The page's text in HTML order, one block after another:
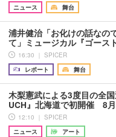
ニュース
舞台
浦井健治「お化けの話なの
て」ミュージカル『ゴース
16:30 ｜ SPICER
レポート
舞台
木梨憲武による3度目の全
UCH』北海道で初開催 8
12:10 ｜ SPICER
ニュース
アート